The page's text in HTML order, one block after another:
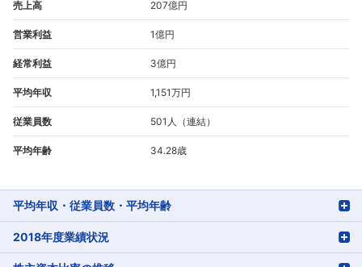
売上高 207億円
営業利益 1億円
経常利益 3億円
平均年収 1,151万円
従業員数 501人（連結）
平均年齢 34.28歳
平均年収・従業員数・平均年齢
2018年度業績状況